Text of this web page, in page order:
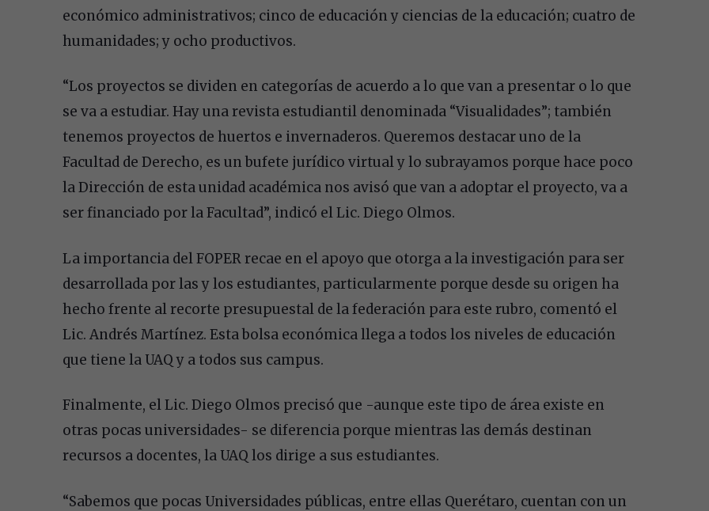
económico administrativos; cinco de educación y ciencias de la educación; cuatro de
humanidades; y ocho productivos.
“Los proyectos se dividen en categorías de acuerdo a lo que van a presentar o lo que
se va a estudiar. Hay una revista estudiantil denominada “Visualidades”; también
tenemos proyectos de huertos e invernaderos. Queremos destacar uno de la
Facultad de Derecho, es un bufete jurídico virtual y lo subrayamos porque hace poco
la Dirección de esta unidad académica nos avisó que van a adoptar el proyecto, va a
ser financiado por la Facultad”, indicó el Lic. Diego Olmos.
La importancia del FOPER recae en el apoyo que otorga a la investigación para ser
desarrollada por las y los estudiantes, particularmente porque desde su origen ha
hecho frente al recorte presupuestal de la federación para este rubro, comentó el
Lic. Andrés Martínez. Esta bolsa económica llega a todos los niveles de educación
que tiene la UAQ y a todos sus campus.
Finalmente, el Lic. Diego Olmos precisó que -aunque este tipo de área existe en
otras pocas universidades- se diferencia porque mientras las demás destinan
recursos a docentes, la UAQ los dirige a sus estudiantes.
“Sabemos que pocas Universidades públicas, entre ellas Querétaro, cuentan con un